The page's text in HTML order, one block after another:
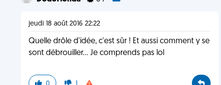
jeudi 18 août 2016 22:22
Quelle drôle d'idée, c'est sûr ! Et aussi comment y se
sont débrouiller... Je comprends pas lol